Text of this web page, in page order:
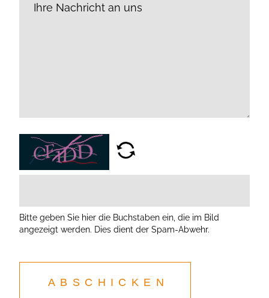
Bitte geben Sie hier die Buchstaben ein, die im Bild
angezeigt werden. Dies dient der Spam-Abwehr.
ABSCHICKEN